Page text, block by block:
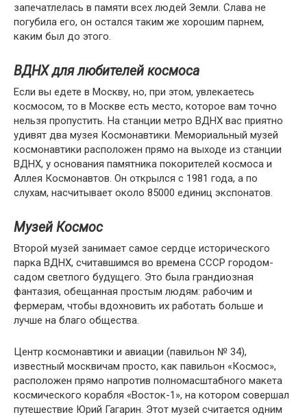
запечатлелась в памяти всех людей Земли. Слава не
погубила его, он остался таким же хорошим парнем,
каким был до этого.
ВДНХ для любителей космоса
Если вы едете в Москву, но, при этом, увлекаетесь
космосом, то в Москве есть место, которое вам точно
нельзя пропустить. На станции метро ВДНХ вас приятно
удивят два музея Космонавтики. Мемориальный музей
космонавтики расположен прямо на выходе из станции
ВДНХ, у основания памятника покорителей космоса и
Аллея Космонавтов. Он открылся с 1981 года, а по
слухам, насчитывает около 85000 единиц экспонатов.
Музей Космос
Второй музей занимает самое сердце исторического
парка ВДНХ, считавшимся во времена СССР городом-
садом светлого будущего. Это была грандиозная
фантазия, обещанная простым людям: рабочим и
фермерам, чтобы вдохновить их работать больше и
лучше на благо общества.
Центр космонавтики и авиации (павильон № 34),
известный москвичам просто, как павильон «Космос»,
расположен прямо напротив полномасштабного макета
космического корабля «Восток-1», на котором совершал
путешествие Юрий Гагарин. Этот музей считается одним